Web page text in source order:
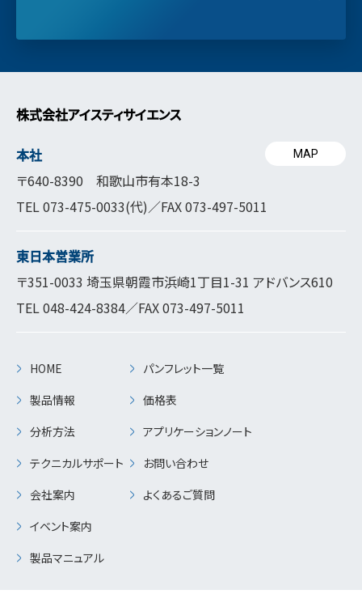
株式会社アイスティサイエンス
本社
〒640-8390 和歌山市有本18-3
TEL073-475-0033(代)／FAX 073-497-5011
MAP
東日本営業所
〒351-0033 埼玉県朝霞市浜崎1丁目1-31 アドバンス610
TEL048-424-8384／FAX 073-497-5011
HOME
製品情報
分析方法
テクニカルサポート
会社案内
イベント案内
製品マニュアル
パンフレット一覧
価格表
アプリケーションノート
お問い合わせ
よくあるご質問